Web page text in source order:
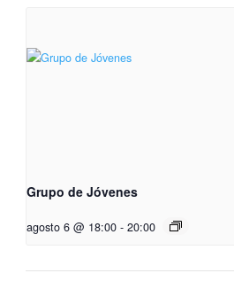
Grupo de Jóvenes
agosto 6 @ 18:00 - 20:00